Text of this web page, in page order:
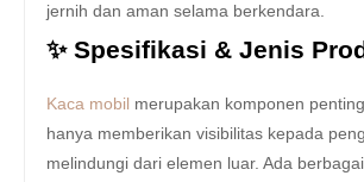
jernih dan aman selama berkendara.
✨ Spesifikasi & Jenis
Kaca mobil merupakan komponen
hanya memberikan visibilitas kepada
melindungi dari elemen luar. Ada